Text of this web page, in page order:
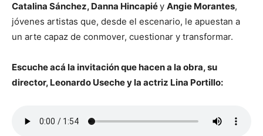
Catalina Sánchez, Danna Hincapiéy Angie Morantes,
jóvenes artistas que, desde el escenario, le apuestan a
un arte capaz de conmover, cuestionar y transformar.
Escuche acá la invitación que hacen a la obra, su
director, Leonardo Useche y la actriz Lina Portillo: